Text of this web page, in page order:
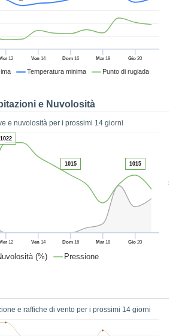
Temperatura minima Punto di rugiada
Mer12 Ven14 Dom16 Mar18 Gio 20
e Nuvolosità
e nuvolosità per i prossimi 14 giorni
(%) Pressione
50
Mer12 Ven14 Dom16 Mar18 Gio 20
1022
1015 1015
e raffiche di vento per i prossimi 14 giorni